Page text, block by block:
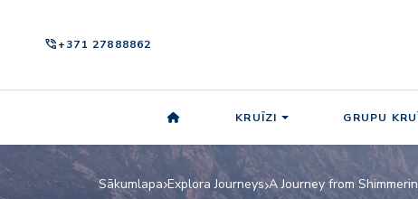
phone_in_talk+371 27888862
KRUĪZI GRUPU
Sākumlapa Explora Journeys A Journey from